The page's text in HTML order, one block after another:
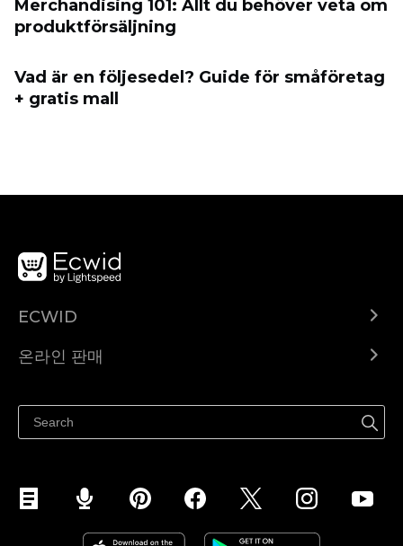
Merchandising 101: Allt du behöver veta om
produktförsäljning
Vad är en följesedel? Guide för småföretag
+ gratis mall
ECWID
도움말 센터
온라인 판매
페이스북에서 판매하기
인스타그램에서 판매하기